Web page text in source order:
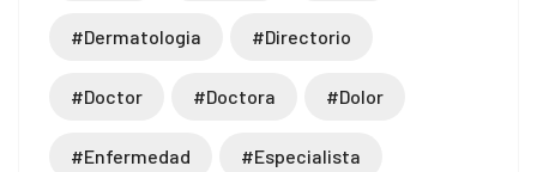
#dermatologia #directorio
#doctor #doctora #dolor
#enfermedad #especialista